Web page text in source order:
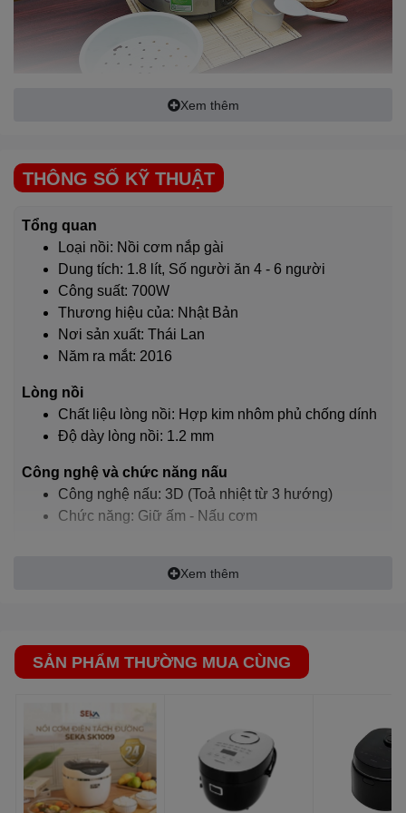
Nấu cơm chín nhanh, tiết kiệm điện năng với công nghệ
nấu 3D
chống dính bền bỉ, an toàn cho sức khỏe
Cơm chín không dính vào thành và đáy nồi giúp bạn làm
sạch đơn giản, nhanh chóng.
Mở nắpnồi cơm điệnđơn giản
Xem thêm
THÔNG SỐ KỸ THUẬT
Tổng quan
Loại nồi: Nồi cơm nắp gài
Dung tích: 1.8 lít, Số người ăn 4 - 6 người
Công suất: 700W
Thương hiệu của: Nhật Bản
Nơi sản xuất: Thái Lan
Năm ra mắt: 2016
Lòng nồi
Chất liệu lòng nồi: Hợp kim nhôm phủ chống dính
Độ dày lòng nồi: 1.2 mm
Công nghệ và chức năng nấu
Công nghệ nấu: 3D (Toả nhiệt từ 3 hướng)
Chức năng: Giữ ấm - Nấu cơm
Ngôn ngữ: Tiếng Anh
Thông tin lắp đặt
Chiều dài dây điện: 103 cm
Kích thước, khối lượng: Ngang 31.5 cm - Cao 31.5
33 cm - Nặng 3.2 kg
Hãng: Sharp.
Xem thêm
SẢN PHẨM THƯỜNG MUA CÙNG